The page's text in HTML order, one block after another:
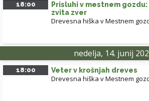
18:00
Prisluhi v mestnem
zvita zver
Drevesna hiška v Mestnem
nedelja, 14. junij
18:00 Veter v krošnjah dreves
Drevesna hiška v Mestnem